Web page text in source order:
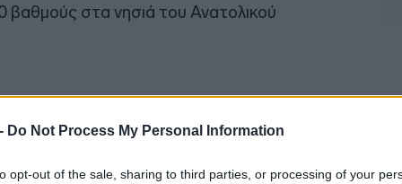
Do Not Process My Personal Information
opt-out of the sale, sharing to third parties, or processing of your
στα νησιά του Ανατολικού
17:32